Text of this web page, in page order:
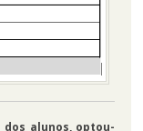
alunos, optou-